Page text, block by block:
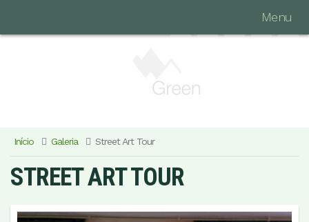
Menu
Início Galeria Street Art Tour
STREET ART TOUR